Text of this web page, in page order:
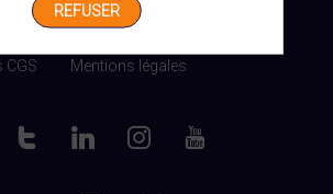
Gérer mes cookies
CGS Mentions légales
REFUSER